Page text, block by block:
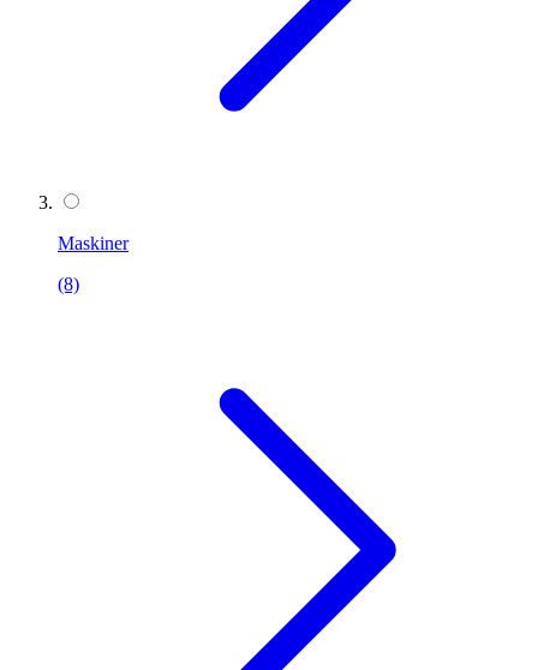
Maskiner
(8)